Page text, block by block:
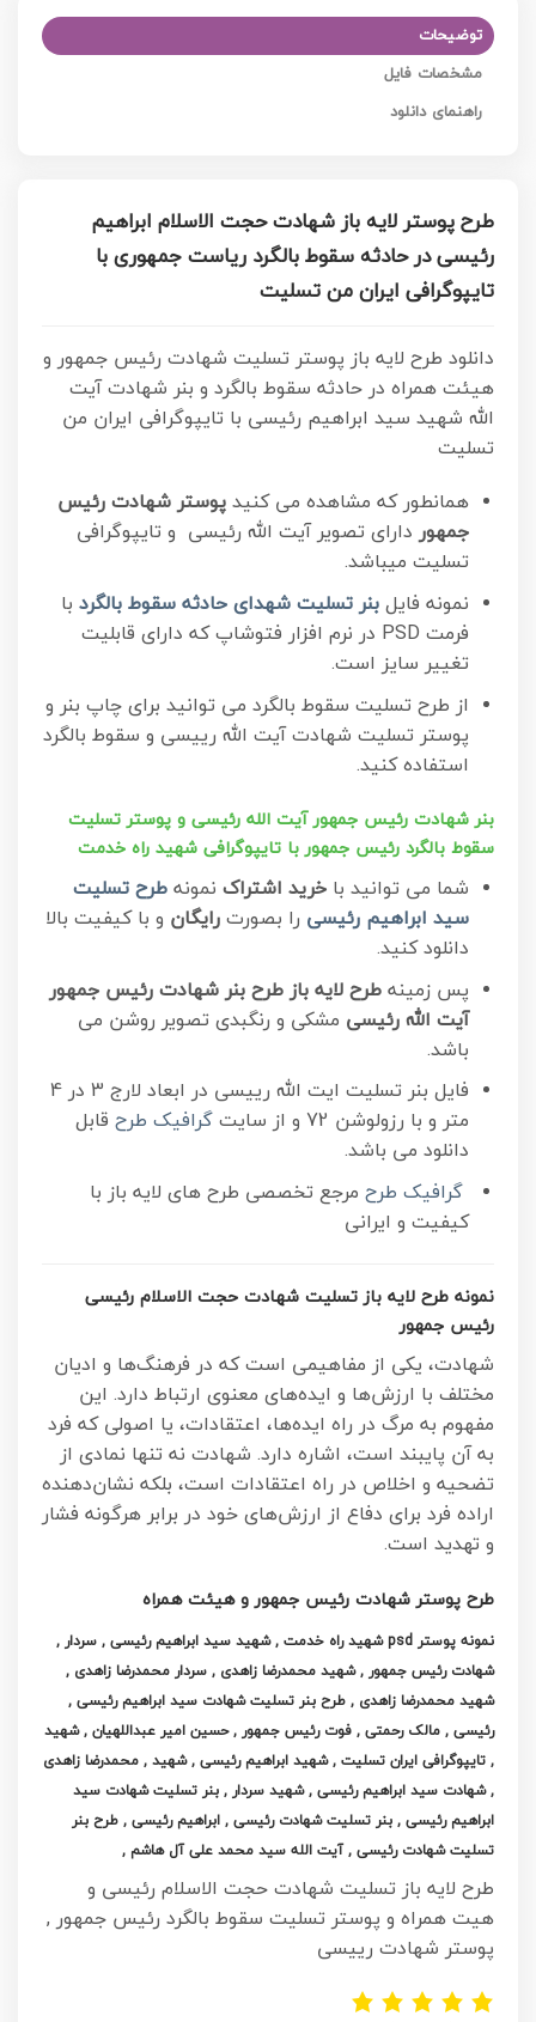
توضیحات
مشخصات فایل
راهنمای دانلود
طرح پوستر لایه باز شهادت حجت الاسلام ابراهیم
رئیسی در حادثه سقوط بالگرد ریاست جمهوری با
تایپوگرافی ایران من تسلیت
دانلود طرح لایه باز پوستر تسلیت شهادت رئیس جمهور و
هیئت همراه در حادثه سقوط بالگرد و بنر شهادت آیت
الله شهید سید ابراهیم رئیسی با تایپوگرافی ایران من
تسلیت
همانطور که مشاهده می کنید پوستر شهادت رئیس
جمهوردارای تصویر آیت الله رئیسی و تایپوگرافی
تسلیت میباشد.
نمونه فایل بنر تسلیت شهدای حادثه سقوط بالگردبا
فرمت PSD در نرم افزار فتوشاپ که دارای قابلیت
تغییر سایز است.
از طرح تسلیت سقوط بالگرد می توانید برای چاپ بنر و
پوستر تسلیت شهادت آیت الله رییسی و سقوط بالگرد
استفاده کنید.
بنر شهادت رئیس جمهور آیت الله رئیسی و پوستر تسلیت
سقوط بالگرد رئیس جمهور با تایپوگرافی شهید راه خدمت
شما می توانید با خرید اشتراکنمونه طرح تسلیت
سید ابراهیم رئیسی را بصورت رایگان و با کیفیت بالا
دانلود کنید.
پس زمینه طرح لایه باز طرح بنر شهادت رئیس جمهور
آیت الله رئیسی مشکی و رنگبدی تصویر روشن می
باشد.
فایل بنر تسلیت ایت الله رییسی در ابعاد لارج 3 در 4
متر و با رزولوشن 72 و از سایت
گرافیک طرحقابل
دانلود می باشد.
گرافیک طرحمرجع تخصصی طرح های لایه باز با
کیفیت و ایرانی
نمونه طرح لایه باز تسلیت شهادت حجت الاسلام رئیسی
رئیس جمهور
شهادت، یکی از مفاهیمی است که در فرهنگ‌ها و ادیان
مختلف با ارزش‌ها و ایده‌های معنوی ارتباط دارد. این
مفهوم به مرگ در راه ایده‌ها، اعتقادات، یا اصولی که فرد
به آن پایبند است، اشاره دارد. شهادت نه تنها نمادی از
تضحیه و اخلاص در راه اعتقادات است، بلکه نشان‌دهنده
اراده فرد برای دفاع از ارزش‌های خود در برابر هرگونه فشار
و تهدید است.
طرح پوستر شهادت رئیس جمهور و هیئت همراه
نمونه پوستر psd شهید راه خدمت , شهید سید ابراهیم رئیسی , سردار ,
شهادت رئیس جمهور , شهید محمدرضا زاهدی , سردار محمدرضا زاهدی ,
شهید محمدرضا زاهدی , طرح بنر تسلیت شهادت سید ابراهیم رئیسی ,
رئیسی , مالک رحمتی , فوت رئیس جمهور , حسین امیر عبداللهیان , شهید
, تایپوگرافی ایران تسلیت , شهید ابراهیم رئیسی , شهید , محمدرضا زاهدی
, شهادت سید ابراهیم رئیسی , شهید سردار , بنر تسلیت شهادت سید
ابراهیم رئیسی , بنر تسلیت شهادت رئیسی , ابراهیم رئیسی , طرح بنر
تسلیت شهادت رئیسی , آیت الله سید محمد علی آل هاشم ,
طرح لایه باز تسلیت شهادت حجت الاسلام رئیسی و
هیت همراه و پوستر تسلیت سقوط بالگرد رئیس جمهور ,
پوستر شهادت رییسی